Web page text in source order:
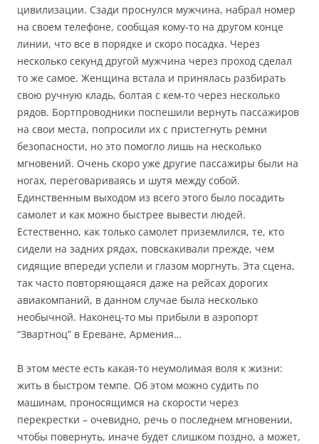
цивилизации. Сзади проснулся мужчина, набрал номер
на своем телефоне, сообщая кому-то на другом конце
линии, что все в порядке и скоро посадка. Через
несколько секунд другой мужчина через проход сделал
то же самое. Женщина встала и принялась разбирать
свою ручную кладь, болтая с кем-то через несколько
рядов. Бортпроводники поспешили вернуть пассажиров
на свои места, попросили их с пристегнуть ремни
безопасности, но это помогло лишь на несколько
мгновений. Очень скоро уже другие пассажиры были на
ногах, переговариваясь и шутя между собой.
Единственным выходом из всего этого было посадить
самолет и как можно быстрее вывести людей.
Естественно, как только самолет приземлился, те, кто
сидели на задних рядах, повскакивали прежде, чем
сидящие впереди успели и глазом моргнуть. Эта сцена,
так часто повторяющаяся даже на рейсах дорогих
авиакомпаний, в данном случае была несколько
необычной. Наконец-то мы прибыли в аэропорт
“Звартноц” в Ереване, Армения…
В этом месте есть какая-то неумолимая воля к жизни:
жить в быстром темпе. Об этом можно судить по
машинам, проносящимся на скорости через
перекрестки – очевидно, речь о последнем мгновении,
чтобы повернуть, иначе будет слишком поздно, а может,